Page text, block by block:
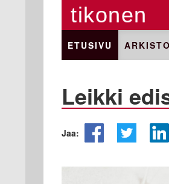
tikonen
ETUSIVU ARKISTO
Leikki
Jaa: